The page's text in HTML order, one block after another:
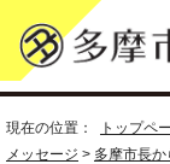
現在の位置： トップペ
メッセージ > 多摩市長